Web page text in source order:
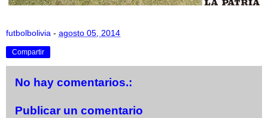
futbolbolivia - agosto 05, 2014
Compartir
No hay comentarios.:
Publicar un comentario